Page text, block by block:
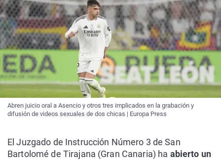
Abren juicio oral a Asencio y otros tres implicados en la grabación y
difusión de videos sexuales de dos chicas | Europa Press
El Juzgado de Instrucción Número 3 de San
Bartolomé de Tirajana (Gran Canaria) ha abierto un